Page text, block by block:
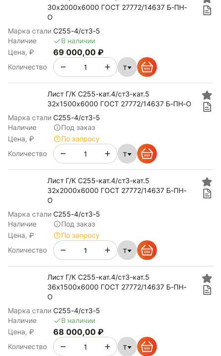
30х2000х6000 ГОСТ 27772/14637 Б-ПН-
О
Марка стали С255-4/ст3-5
Наличие
В наличии
Цена, ₽
69 000,00 ₽
Количество т
Лист Г/К С255-кат.4/ст3-кат.5
32х1500х6000 ГОСТ 27772/14637 Б-ПН-О
Марка стали С255-4/ст3-5
Наличие
Под заказ
Цена, ₽
По запросу
Количество
т
Лист Г/К С255-кат.4/ст3-кат.5
32х2000х6000 ГОСТ 27772/14637 Б-ПН-
О
Марка стали С255-4/ст3-5
Наличие
Под заказ
Цена, ₽
По запросу
Количество
т
Лист Г/К С255-кат.4/ст3-кат.5
36х1500х6000 ГОСТ 27772/14637 Б-ПН-
О
Марка стали С255-4/ст3-5
Наличие
В наличии
Цена, ₽
68 000,00 ₽
Количество т